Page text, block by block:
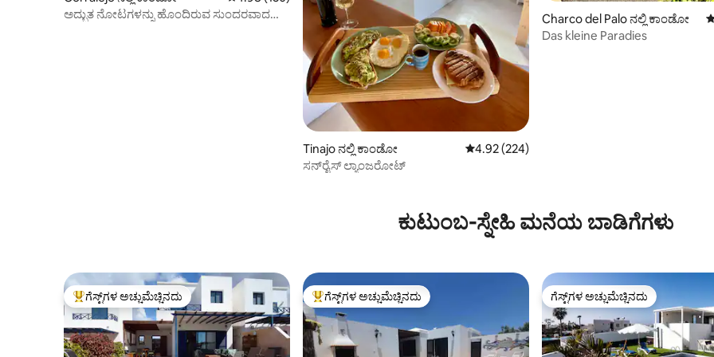
ಅದ್ಭುತ ನೋಟಗಳನ್ನು ಹೊಂದಿರುವ ಸುಂದರವಾದ
Tinajo ನಲ್ಲಿ ಕಾಂಡೋ 5 ರಲ್ಲಿ 4.92 ಸರಾಸರಿ ರೇಟಿಂಗ್, 224 ವಿಮರ್ಶೆಗಳು
4.92 (224)
ಸನ್‌ರೈಸ್ ಲ್ಯಾಂಜರೋಟ್
Charco del Palo ನಲ್ಲಿ ಕಾಂಡೋ
Das kleine Paradies
ಕುಟುಂಬ-ಸ್ನೇಹಿ ಮನೆಯ ಬಾಡಿಗೆಗಳು
ಗೆಸ್ಟ್‌ಗಳಿಗೆ ಅತಿ ಹೆಚ್ಚು ಅಚ್ಚುಮೆಚ್ಚಿನದು
ಗೆಸ್ಟ್‌ಗಳ ಅಚ್ಚುಮೆಚ್ಚಿನದು ಗೆಸ್ಟ್‌ಗಳಿಗೆ ಅತಿ ಹೆಚ್ಚು ಅಚ್ಚುಮೆಚ್ಚಿನದು
ಗೆಸ್ಟ್‌ಗಳ ಅಚ್ಚುಮೆಚ್ಚಿನದು ಗೆಸ್ಟ್‌ಗಳ ಅಚ್ಚುಮೆಚ್ಚಿನದು
ಗೆಸ್ಟ್‌ಗಳ ಅಚ್ಚುಮೆಚ್ಚಿನದು